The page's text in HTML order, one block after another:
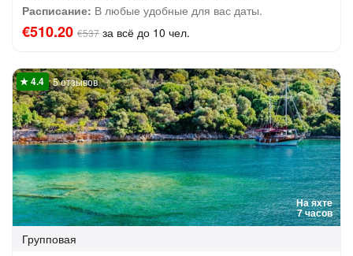
Расписание: В любые удобные для вас даты.
€510.20 €537 за всё до 10 чел.
На яхте
7 часов
5 отзывов
Групповая